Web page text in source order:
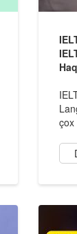
çox